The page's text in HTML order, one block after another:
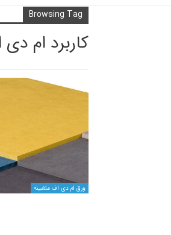
Browsing Tag
کاربرد ام
ورق ام دی اف ملامینه